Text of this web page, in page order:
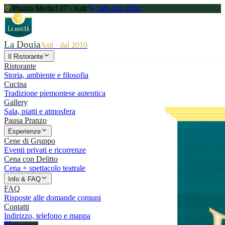
Piazza Medici 27 · Asti 349 431 0002
La DouiaAsti · dal 2010
Il Ristorante
Ristorante
Storia, ambiente e filosofia
Cucina
Tradizione piemontese autentica
Gallery
Sala, piatti e atmosfera
Pausa Pranzo
Esperienze
Cene di Gruppo
Eventi privati e ricorrenze
Cena con Delitto
Cena + spettacolo teatrale
Info & FAQ
FAQ
Risposte alle domande comuni
Contatti
Indirizzo, telefono e mappa